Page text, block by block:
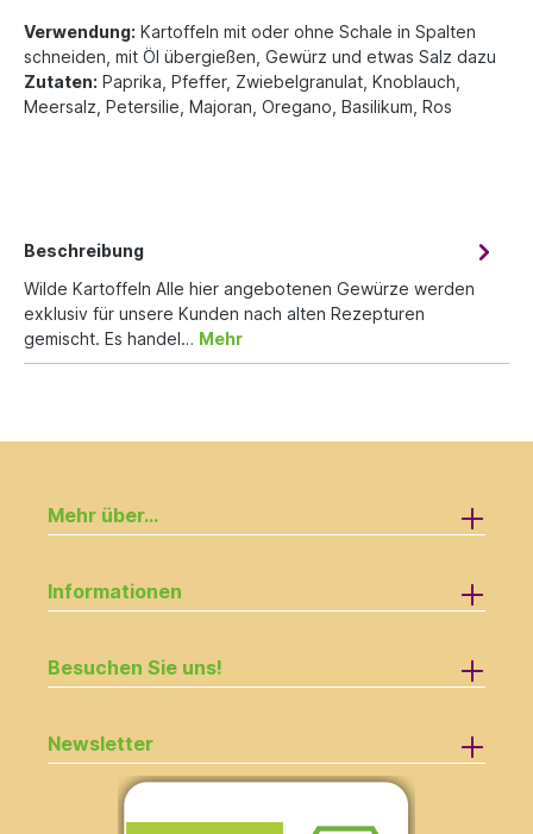
Verwendung: Kartoffeln mit oder ohne Schale in Spalten
schneiden, mit Öl übergießen, Gewürz und etwas Salz dazu
Zutaten: Paprika, Pfeffer, Zwiebelgranulat, Knoblauch,
Meersalz, Petersilie, Majoran, Oregano, Basilikum, Ros
Beschreibung
Wilde Kartoffeln Alle hier angebotenen Gewürze werden
exklusiv für unsere Kunden nach alten Rezepturen
gemischt. Es handel… Mehr
Mehr über...
Informationen
Besuchen Sie uns!
Newsletter